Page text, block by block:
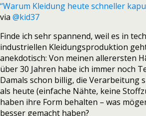
“Warum Kleidung heute schneller
via @kid37
Finde ich sehr spannend, weil es in
industriellen Kleidungsproduktion
anekdotisch: Von meinen allerersten
über 30 Jahren habe ich immer noch
Damals schon billig, die Verarbeitung
als heute (einfache Nähte, keine
haben ihre Form behalten – was
besser gemacht haben?